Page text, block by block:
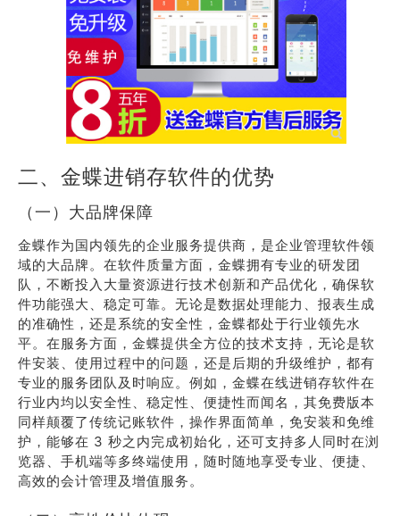
二、金蝶进销存软件的优势
（一）大品牌保障
金蝶作为国内领先的企业服务提供商，是企业管理软件领
域的大品牌。在软件质量方面，金蝶拥有专业的研发团
队，不断投入大量资源进行技术创新和产品优化，确保软
件功能强大、稳定可靠。无论是数据处理能力、报表生成
的准确性，还是系统的安全性，金蝶都处于行业领先水
平。在服务方面，金蝶提供全方位的技术支持，无论是软
件安装、使用过程中的问题，还是后期的升级维护，都有
专业的服务团队及时响应。例如，金蝶在线进销存软件在
行业内均以安全性、稳定性、便捷性而闻名，其免费版本
同样颠覆了传统记账软件，操作界面简单，免安装和免维
护，能够在 3 秒之内完成初始化，还可支持多人同时在浏
览器、手机端等多终端使用，随时随地享受专业、便捷、
高效的会计管理及增值服务。